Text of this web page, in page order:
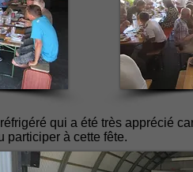
qui a été très apprécié
participer à cette fête.